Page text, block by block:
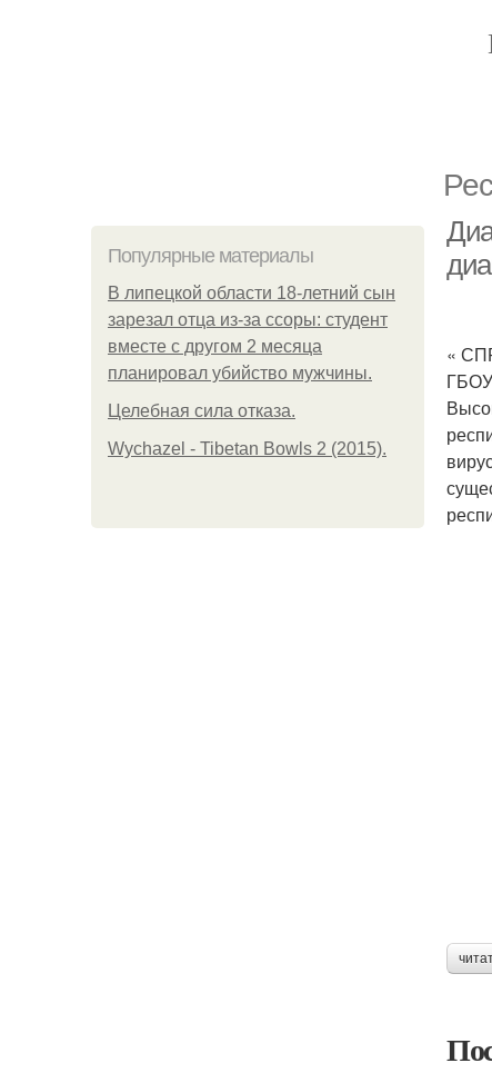
Популярные материалы
В липецкой области 18-летний сын
зарезал отца из-за ссоры: студент
вместе с другом 2 месяца
планировал убийство мужчины.
Целебная сила отказа.
Wychazel - Tibetan Bowls 2 (2015).
«